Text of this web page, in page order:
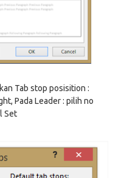
Tab stop posisition :
Pada Leader : pilih no
Set